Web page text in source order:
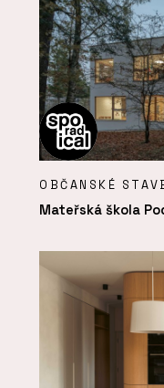
OBČANSKÉ
Mateřská škola